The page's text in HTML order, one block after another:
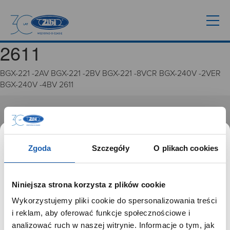
Zgoda Szczegóły O plikach cookies
Niniejsza strona korzysta z plików cookie
Wykorzystujemy pliki cookie do spersonalizowania treści
i reklam, aby oferować funkcje społecznościowe i
analizować ruch w naszej witrynie. Informacje o tym, jak
2611
BGX-221 -2AV BGX-221 -2BV BGX-221 -8VCR BGX-240V -2VER
BGX-240V -4BV 2611
GRUPA ZIBI
Misja, wizja i wartości Grupy Zibi
Ważne daty
Zgoda na ciasteczka
PRODUKTYSZANOWNY UŻYTKOWNIKU,
SZANOWNA UŻYTKOWNICZKO